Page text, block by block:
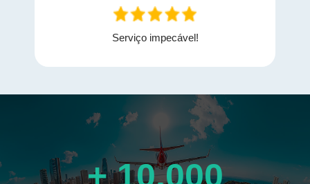
Serviço impecável!
+ 10.000